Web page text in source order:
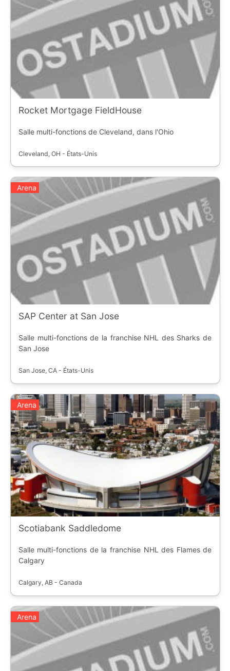
Rocket Mortgage FieldHouse
Salle multi-fonctions de Cleveland, dans l'Ohio
Cleveland, OH - États-Unis
Arena
SAP Center at San Jose
Salle multi-fonctions de la franchise NHL des Sharks de
San Jose
San Jose, CA - États-Unis
Arena
Scotiabank Saddledome
Salle multi-fonctions de la franchise NHL des Flames de
Calgary
Calgary, AB - Canada
Arena